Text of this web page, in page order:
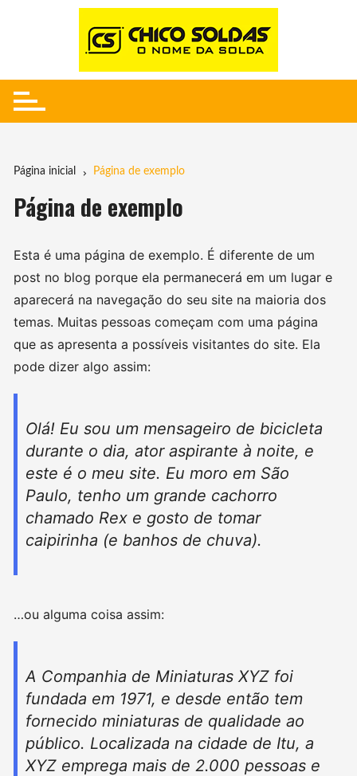
Página inicial Página de exemplo
Página de exemplo
Esta é uma página de exemplo. É diferente de um
post no blog porque ela permanecerá em um lugar e
aparecerá na navegação do seu site na maioria dos
temas. Muitas pessoas começam com uma página
que as apresenta a possíveis visitantes do site. Ela
pode dizer algo assim:
Olá! Eu sou um mensageiro de bicicleta
durante o dia, ator aspirante à noite, e
este é o meu site. Eu moro em São
Paulo, tenho um grande cachorro
chamado Rex e gosto de tomar
caipirinha (e banhos de chuva).
…ou alguma coisa assim:
A Companhia de Miniaturas XYZ foi
fundada em 1971, e desde então tem
fornecido miniaturas de qualidade ao
público. Localizada na cidade de Itu, a
XYZ emprega mais de 2.000 pessoas e